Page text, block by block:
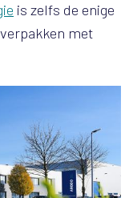
is zelfs de enige
met